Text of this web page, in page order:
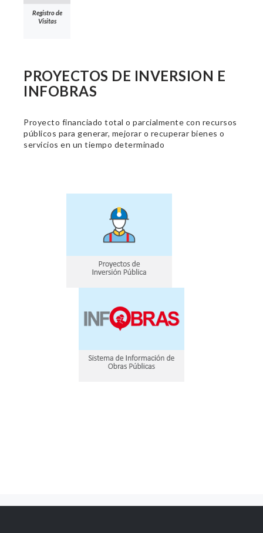
Registro de
Visitas
PROYECTOS DE INVERSION E
INFOBRAS
Proyecto financiado total o parcialmente con recursos
públicos para generar, mejorar o recuperar bienes o
servicios en un tiempo determinado